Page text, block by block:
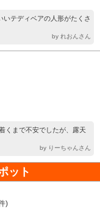
いテディベアの人形がたくさ
by れおんさん
くまで不安でしたが、露天
by りーちゃんさん
ット
)